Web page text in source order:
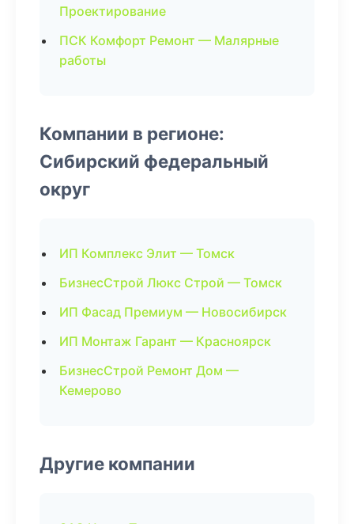
Проектирование
ПСК Комфорт Ремонт — Малярные
работы
Компании в регионе:
Сибирский федеральный
округ
ИП Комплекс Элит — Томск
БизнесСтрой Люкс Строй — Томск
ИП Фасад Премиум — Новосибирск
ИП Монтаж Гарант — Красноярск
БизнесСтрой Ремонт Дом —
Кемерово
Другие компании